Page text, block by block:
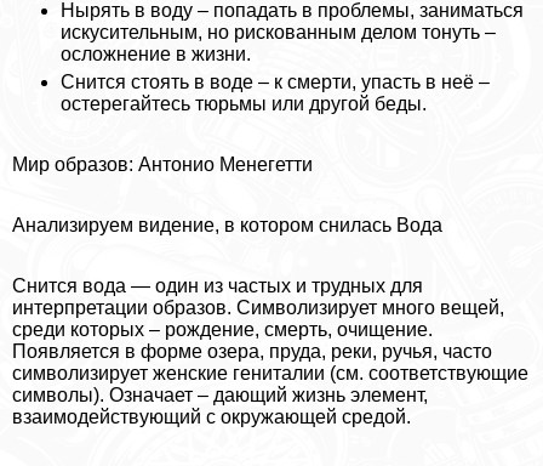
Нырять в воду – попадать в проблемы, заниматься
искусительным, но рискованным делом тонуть –
осложнение в жизни.
Снится стоять в воде – к cмepти, упасть в неё –
остерегайтесь тюрьмы или другой беды.
Мир образов: Антонио Менегетти
Анализируем видение, в котором снилась Вода
Снится вода — один из частых и трудных для
интерпретации образов. Символизирует много вещей,
среди которых – рождение, cмepть, очищение.
Появляется в форме озера, пруда, реки, ручья, часто
символизирует женские гeнитaлии (см. соответствующие
символы). Означает – дающий жизнь элемент,
взаимодействующий с окружающей средой.